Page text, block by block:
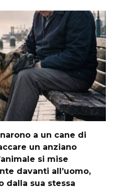
a un cane di
un anziano
si mise
davanti all’uomo,
dalla sua stessa